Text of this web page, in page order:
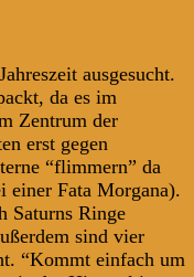
ausgesucht.
da es im
Zentrum der
erst gegen
“flimmern” da
Fata Morgana).
Saturns Ringe
sind vier
“Kommt einfach um